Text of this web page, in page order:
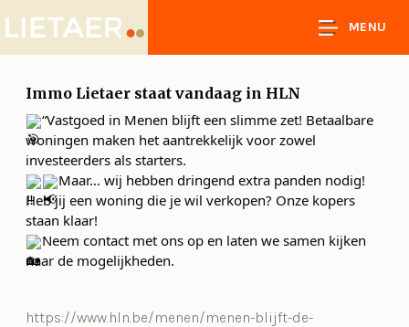
MENU
Immo Lietaer staat vandaag in HLN
“Vastgoed in Menen blijft een slimme zet! Betaalbare
woningen maken het aantrekkelijk voor zowel
investeerders als starters.
Maar… wij hebben dringend extra panden nodig!
Heb jij een woning die je wil verkopen? Onze kopers
staan klaar!
Neem contact met ons op en laten we samen kijken
naar de mogelijkheden.
https://www.hln.be/menen/menen-blijft-de-